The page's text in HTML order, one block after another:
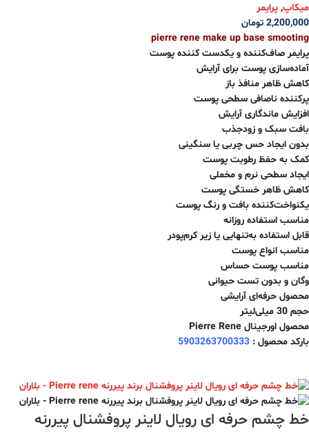
میکاپ, پرایمر
2,200,000 تومان
pierre rene make up base smooting
پرایمر صاف‌کننده و یکدست کننده پوست
آماده‌سازی پوست برای آرایش
کاهش ظاهر منافذ باز
پرکننده ناصافی‌ سطحی پوست
افزایش ماندگاری آرایش
بافت سبک و زودجذب
بدون ایجاد حس چربی یا سنگینی
کمک به حفظ رطوبت پوست
ایجاد سطحی نرم و مخملی
کاهش ظاهر خستگی پوست
یکنواخت‌کننده بافت و رنگ پوست
مناسب استفاده روزانه
قابل استفاده به‌تنهایی یا زیر کرم‌پودر
مناسب انواع پوست
مناسب پوست حساس
وگان و بدون تست حیوانی
محصول حرفه‌ای آرایشی
حجم 30 میلی‌لیتر
محصول اورجینال Pierre Rene
بارکد محصول : 5903263700333
خط چشم حرفه ای رویال لاینر پروفشنال پیررنه